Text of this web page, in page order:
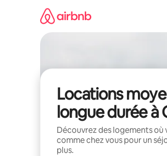
Locations
longue durée à
Découvrez des logements où
comme chez vous pour un
plus.